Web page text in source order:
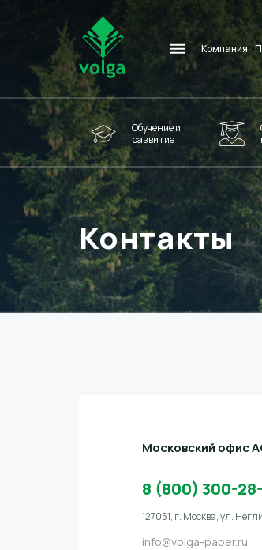
Компания
Обучение и
развитие
Контакты
Московский офис
8 (800) 300-
127051, г. Москва, ул.
info@volga-paper.ru